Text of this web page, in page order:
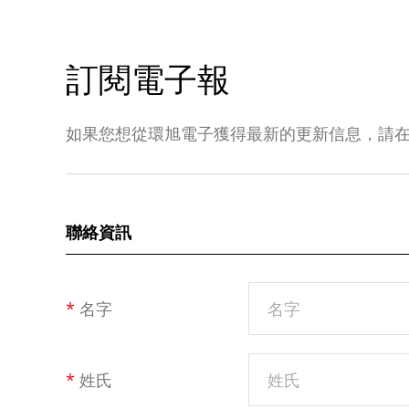
訂閱電子報
如果您想從環旭電子獲得最新的更新信息，請
聯絡資訊
* 名字
* 姓氏